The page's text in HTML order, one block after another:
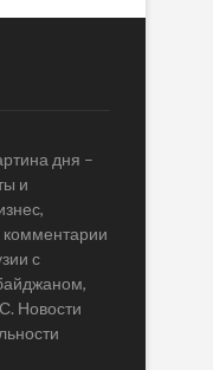
дня –
и
комментарии
с
Новости